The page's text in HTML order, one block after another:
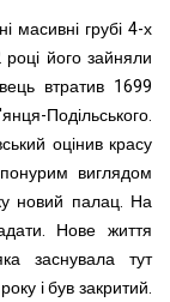
масивні грубі 4-х
його зайняли
втратив 1699
Подільського.
оцінив красу
виглядом
новий палац. На
Нове життя
заснувала тут
і бувзакритий.